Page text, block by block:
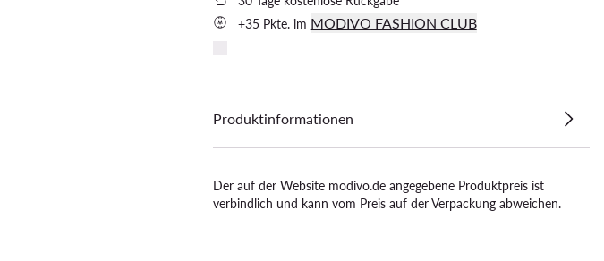
+35 Pkte. im MODIVO FASHION CLUB
Produktinformationen
Der auf der Website modivo.de angegebene Produktpreis ist
verbindlich und kann vom Preis auf der Verpackung abweichen.